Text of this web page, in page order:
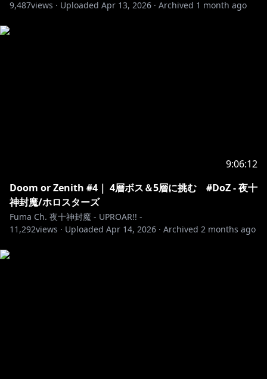
mods/simple-voice-chat
【制作協力】
ドズル社 様
9,487views · Uploaded Apr 13, 2026 · Archived 1 month ago
9:06:12
Doom or Zenith #4｜ 4層ボス＆5層に挑む #DoZ - 夜十
神封魔/ホロスターズ
Fuma Ch. 夜十神封魔 - UPROAR!! -
11,292views · Uploaded Apr 14, 2026 · Archived 2 months ago